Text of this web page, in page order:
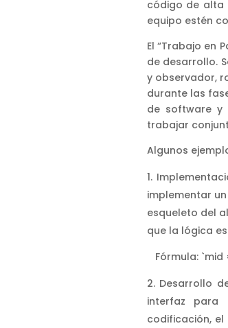
código de alta
equipo estén
El “Trabajo en
de desarrollo.
y observador,
durante las
de software y
trabajar
Algunos
implementar
esqueleto del
que la lógica
Fórmula: `mid
Desarrollo
interfaz para
codificación,